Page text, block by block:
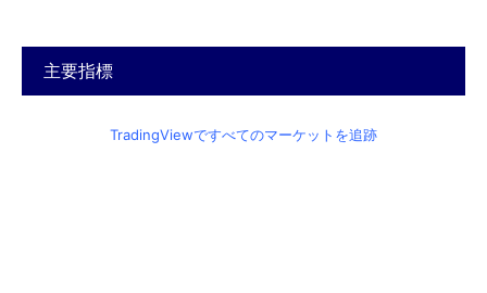
主要指標
TradingViewですべてのマーケットを追跡